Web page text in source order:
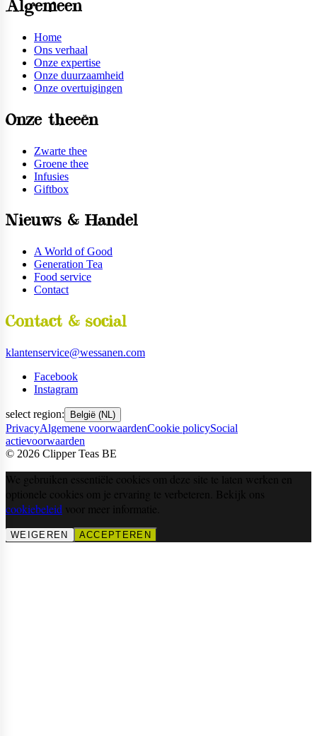
Algemeen
Home
Ons verhaal
Onze expertise
Onze duurzaamheid
Onze overtuigingen
Onze theeën
Zwarte thee
Groene thee
Infusies
Giftbox
Nieuws & Handel
A World of Good
Generation Tea
Food service
Contact
Contact & social
klantenservice@wessanen.com
Facebook
Instagram
select region: België (NL)
PrivacyAlgemene voorwaardenCookie policySocial
actievoorwaarden
© 2026 Clipper Teas BE
We gebruiken essentiële cookies om deze site te laten werken en
optionele cookies om je ervaring te verbeteren. Bekijk ons
cookiebeleid voor meer informatie.
WEIGEREN ACCEPTEREN